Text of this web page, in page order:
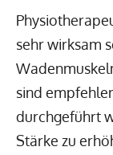
sehr wirksam
sind
durchgeführt
Stärke zu